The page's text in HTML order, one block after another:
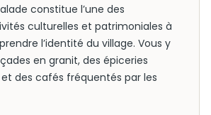
constitue l’une des
culturelles et patrimoniales à
l’identité du village. Vous y
en granit, des épiceries
des cafés fréquentés par les